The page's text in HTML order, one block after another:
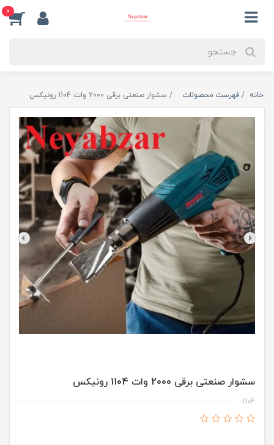
0
خانه فهرست محصولات سشوار صنعتی برقی 2000 وات 1104 رونیکس
سشوار صنعتی برقی 2000 وات 1104 رونیکس
1104